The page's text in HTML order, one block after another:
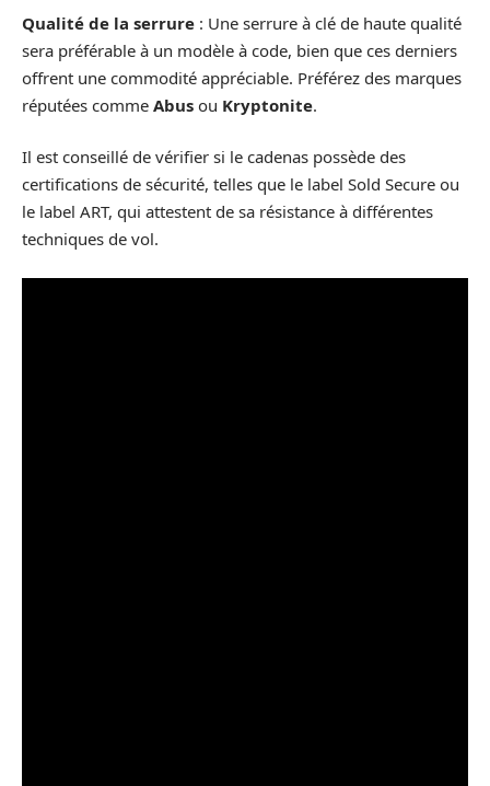
Qualité de la serrure : Une serrure à clé de haute qualité
sera préférable à un modèle à code, bien que ces derniers
offrent une commodité appréciable. Préférez des marques
réputées comme Abus ou Kryptonite.
Il est conseillé de vérifier si le cadenas possède des
certifications de sécurité, telles que le label Sold Secure ou
le label ART, qui attestent de sa résistance à différentes
techniques de vol.